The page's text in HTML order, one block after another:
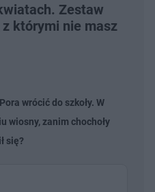
Zestaw
którymi nie masz
wrócić do szkoły. W
wiosny, zanim chochoły
się?